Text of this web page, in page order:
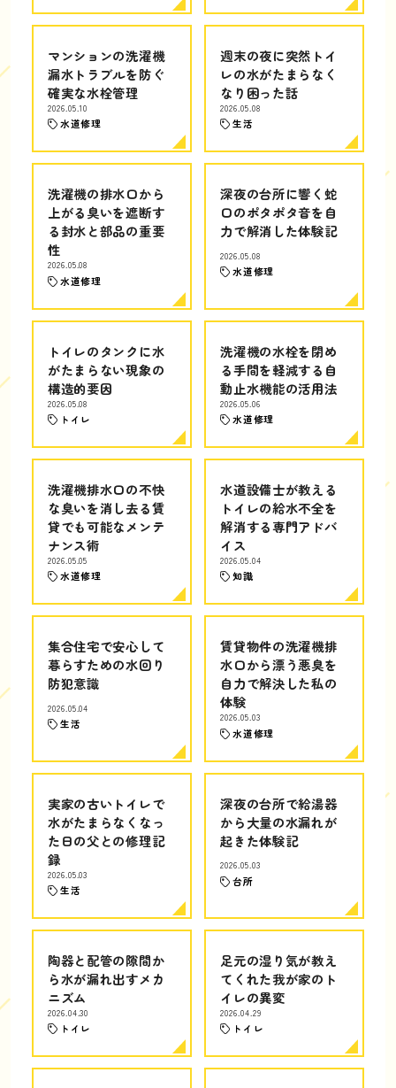
マンションの洗濯機
漏水トラブルを防ぐ
確実な水栓管理
2026.05.10
水道修理
週末の夜に突然トイ
レの水がたまらなく
なり困った話
2026.05.08
生活
洗濯機の排水口から
上がる臭いを遮断す
る封水と部品の重要
性
2026.05.08
水道修理
深夜の台所に響く蛇
口のポタポタ音を自
力で解消した体験記
2026.05.08
水道修理
トイレのタンクに水
がたまらない現象の
構造的要因
2026.05.08
トイレ
洗濯機の水栓を閉め
る手間を軽減する自
動止水機能の活用法
2026.05.06
水道修理
洗濯機排水口の不快
な臭いを消し去る賃
貸でも可能なメンテ
ナンス術
2026.05.05
水道修理
水道設備士が教える
トイレの給水不全を
解消する専門アドバ
イス
2026.05.04
知識
集合住宅で安心して
暮らすための水回り
防犯意識
2026.05.04
生活
賃貸物件の洗濯機排
水口から漂う悪臭を
自力で解決した私の
体験
2026.05.03
水道修理
実家の古いトイレで
水がたまらなくなっ
た日の父との修理記
録
2026.05.03
生活
深夜の台所で給湯器
から大量の水漏れが
起きた体験記
2026.05.03
台所
陶器と配管の隙間か
ら水が漏れ出すメカ
ニズム
2026.04.30
トイレ
足元の湿り気が教え
てくれた我が家のト
イレの異変
2026.04.29
トイレ